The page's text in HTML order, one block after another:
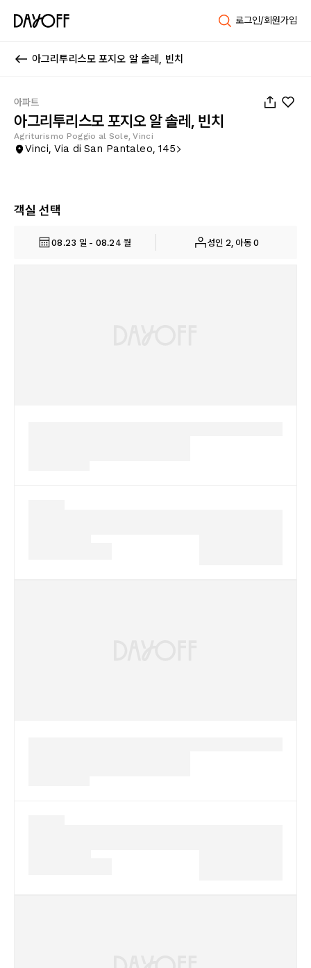
로그인/회원가입
아그리투리스모 포지오 알 솔레, 빈치
아파트
아그리투리스모 포지오 알 솔레, 빈치
Agriturismo Poggio al Sole, Vinci
Vinci, Via di San Pantaleo, 145
객실 선택
08.23 일 - 08.24 월 성인 2, 아동 0